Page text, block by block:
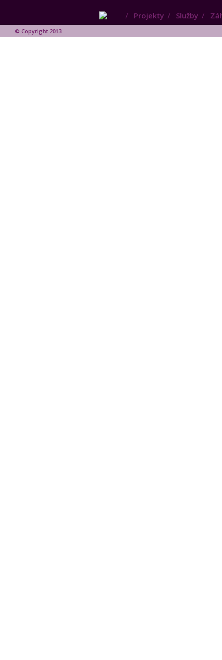
Projekty Služby
© Copyright 2013